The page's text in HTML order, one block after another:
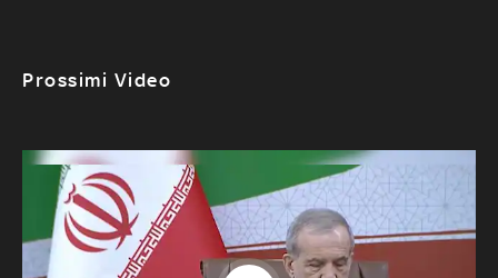
Prossimi Video